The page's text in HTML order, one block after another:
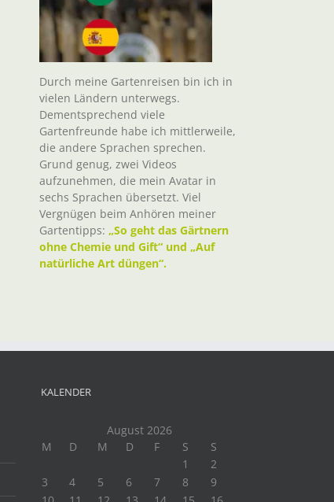
Durch meine Gartenreisen bin ich in
vielen Ländern unterwegs.
Dementsprechend viele
Gartenfreunde habe ich mittlerweile,
die andere Sprachen sprechen.
Grund genug, zwei Videos
aufzunehmen, die mein Avatar in
sechs Sprachen übersetzt. Viel
Vergnügen beim Anhören meiner
Gartentipps: „So geht das Gärtnern
ohne Chemie und Gift“ und „Auf
natürliche Art düngen“.
KALENDER
August 2026
M
D M D F S
S
1
2
3
4 5 6 7 8
9